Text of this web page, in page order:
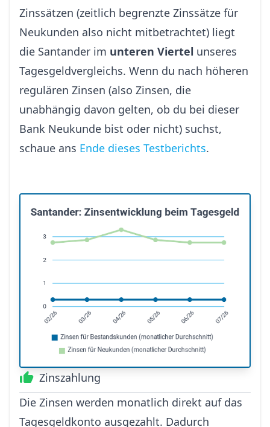
Zinssätzen (zeitlich begrenzte Zinssätze für
Neukunden also nicht mitbetrachtet) liegt
die Santander im unteren Viertel unseres
Tagesgeldvergleichs. Wenn du nach höheren
regulären Zinsen (also Zinsen, die
unabhängig davon gelten, ob du bei dieser
Bank Neukunde bist oder nicht) suchst,
schaue ans Ende dieses Testberichts.
Zinszahlung
Die Zinsen werden monatlich direkt auf das
Tagesgeldkonto ausgezahlt. Dadurch